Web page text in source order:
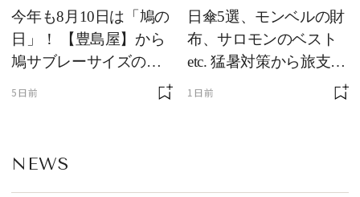
今年も8月10日は「鳩の
日」！ 【豊島屋】から
鳩サブレーサイズのポ
ーチ「はとっこ」を限
5日前
日傘5選、モンベルの財
布、サロモンのベスト
etc. 猛暑対策から旅支度
まで！ ｜今週の人気記
1日前
NEWS